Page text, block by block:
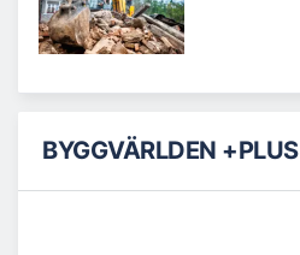
BYGGVÄRLDEN +PLUS